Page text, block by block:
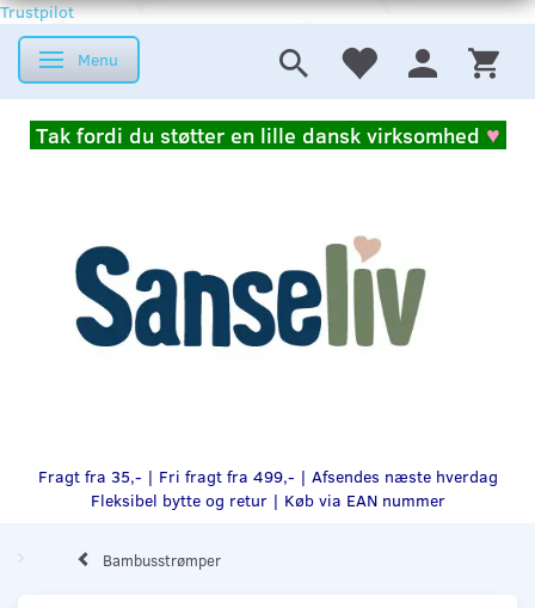
Trustpilot
Skifte navigation
Menu
Tak fordi du støtter en lille dansk virksomhed ♥
Fragt fra 35,- | Fri fragt fra 499,- | Afsendes næste hverdag
Fleksibel bytte og retur | Køb via EAN nummer
Bambusstrømper